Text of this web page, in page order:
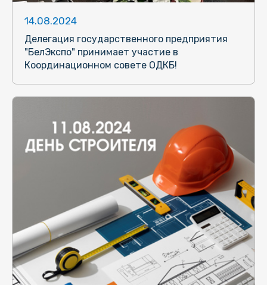
14.08.2024
Делегация государственного предприятия
"БелЭкспо" принимает участие в
Координационном совете ОДКБ!